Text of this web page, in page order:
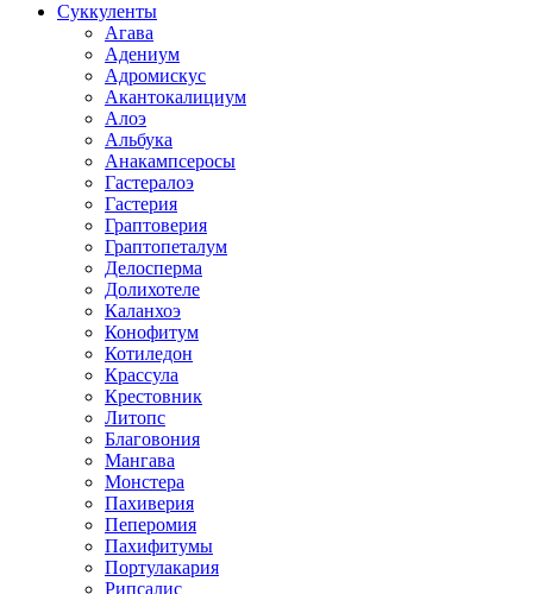
Суккуленты
Агава
Адениум
Адромискус
Акантокалициум
Алоэ
Альбука
Анакампсеросы
Гастералоэ
Гастерия
Граптоверия
Граптопеталум
Делосперма
Долихотеле
Каланхоэ
Конофитум
Котиледон
Крассула
Крестовник
Литопс
Благовония
Мангава
Монстера
Пахиверия
Пеперомия
Пахифитумы
Портулакария
Рипсалис